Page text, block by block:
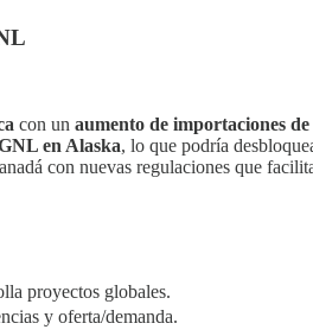
con un aumento de importaciones
en Alaska, lo que podría
con nuevas regulaciones que
proyectos globales.
y oferta/demanda.